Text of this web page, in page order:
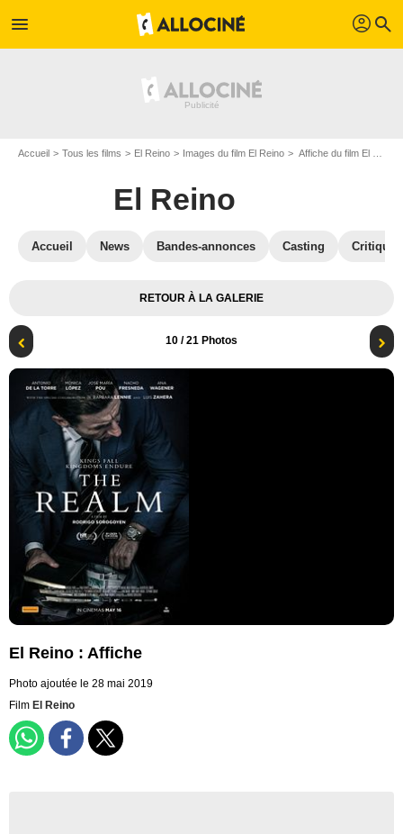
menu profil search
Accueil Tous les films El Reino Images du film El Reino Affiche du film El Reino - Photo 10
El Reino
Accueil News Bandes-annonces Casting
RETOUR À LA GALERIE
10 / 21 Photos
El Reino : Affiche
Photo ajoutée le 28 mai 2019
Film El Reino